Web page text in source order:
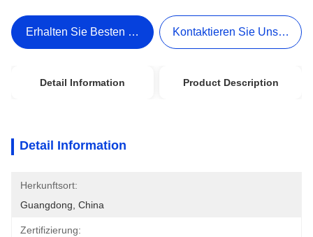
Erhalten Sie Besten Preis Kontaktieren Sie Uns Jetzt
Detail Information Product Description
Detail Information
Herkunftsort:
Guangdong, China
Zertifizierung: